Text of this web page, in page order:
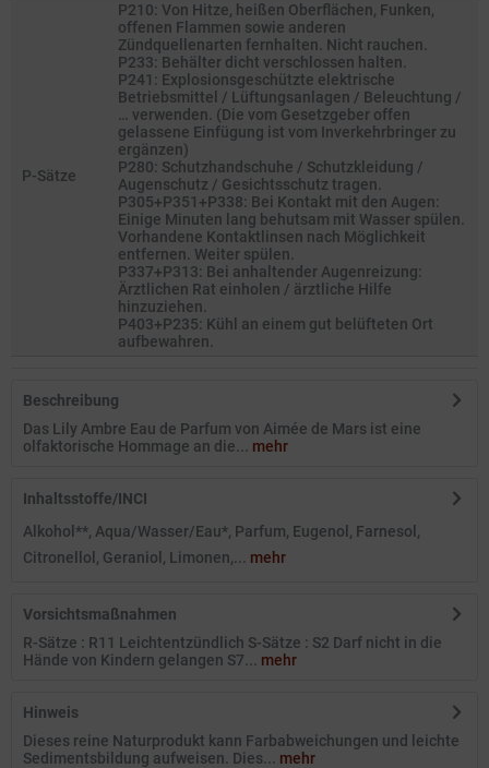
P-Sätze
P210: Von Hitze, heißen Oberflächen, Funken,
offenen Flammen sowie anderen
Zündquellenarten fernhalten. Nicht rauchen.
P233: Behälter dicht verschlossen halten.
P241: Explosionsgeschützte elektrische
Betriebsmittel / Lüftungsanlagen / Beleuchtung /
… verwenden. (Die vom Gesetzgeber offen
gelassene Einfügung ist vom Inverkehrbringer zu
ergänzen)
P280: Schutzhandschuhe / Schutzkleidung /
Augenschutz / Gesichtsschutz tragen.
P305+P351+P338: Bei Kontakt mit den Augen:
Einige Minuten lang behutsam mit Wasser spülen.
Vorhandene Kontaktlinsen nach Möglichkeit
entfernen. Weiter spülen.
P337+P313: Bei anhaltender Augenreizung:
Ärztlichen Rat einholen / ärztliche Hilfe
hinzuziehen.
P403+P235: Kühl an einem gut belüfteten Ort
aufbewahren.
Beschreibung
Das Lily Ambre Eau de Parfum von Aimée de Mars ist eine
olfaktorische Hommage an die... mehr
Inhaltsstoffe/INCI
Alkohol**, Aqua/Wasser/Eau*, Parfum, Eugenol, Farnesol,
Citronellol, Geraniol, Limonen,... mehr
Vorsichtsmaßnahmen
R-Sätze : R11 Leichtentzündlich S-Sätze : S2 Darf nicht in die
Hände von Kindern gelangen S7... mehr
Hinweis
Dieses reine Naturprodukt kann Farbabweichungen und leichte
Sedimentsbildung aufweisen. Dies... mehr